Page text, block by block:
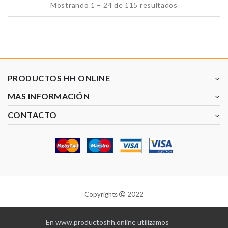
Mostrando 1 – 24 de 115 resultados
PRODUCTOS HH ONLINE
MAS INFORMACIÓN
CONTACTO
Copyrights 2022
Diseñado y programado porGABALA
En www.productoshh.online utilizamos